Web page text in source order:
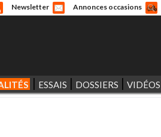
Newsletter Annonces occasions
ESSAIS DOSSIERS VIDÉOS